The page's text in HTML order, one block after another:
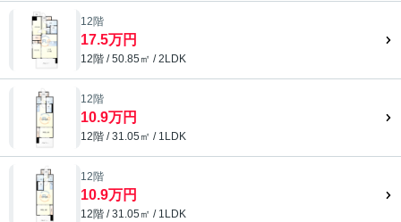
12階
17.5万円
12階 / 50.85㎡ / 2LDK
12階
10.9万円
12階 / 31.05㎡ / 1LDK
12階
10.9万円
12階 / 31.05㎡ / 1LDK